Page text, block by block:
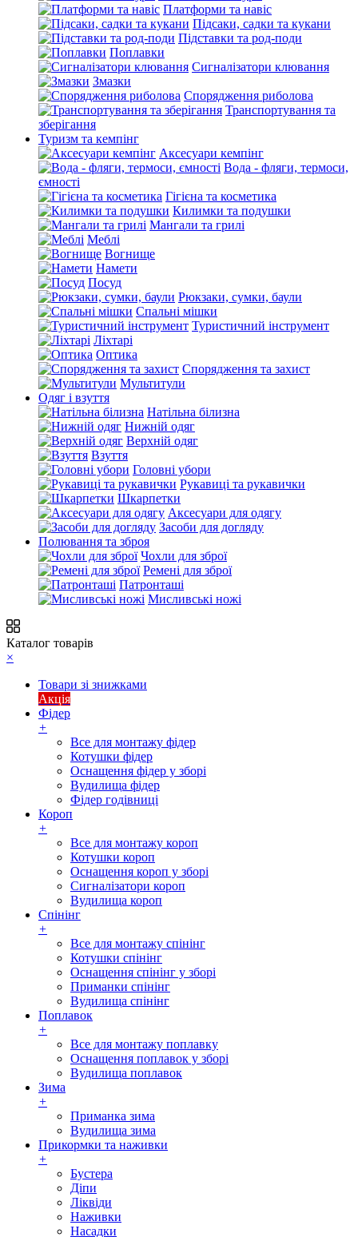
Платформи та навіс
Підсаки, садки та кукани
Підставки та род-поди
Поплавки
Сигналізатори клювання
Змазки
Спорядження риболова
Транспортування та
зберігання
Туризм та кемпінг
Аксесуари кемпінг
Вода - фляги, термоси,
ємності
Гігієна та косметика
Килимки та подушки
Мангали та грилі
Меблі
Вогнище
Намети
Посуд
Рюкзаки, сумки, баули
Спальні мішки
Туристичний інструмент
Ліхтарі
Оптика
Спорядження та захист
Мультитули
Одяг і взуття
Натільна білизна
Нижній одяг
Верхній одяг
Взуття
Головні убори
Рукавиці та рукавички
Шкарпетки
Аксесуари для одягу
Засоби для догляду
Полювання та зброя
Чохли для зброї
Ремені для зброї
Патронташі
Мисливські ножі
Каталог товарів
×
Товари зі знижками
Акція
Фідер
+
Все для монтажу фідер
Котушки фідер
Оснащення фідер у зборі
Вудилища фідер
Фідер годівниці
Короп
+
Все для монтажу короп
Котушки короп
Оснащення короп у зборі
Сигналізатори короп
Вудилища короп
Спінінг
+
Все для монтажу спінінг
Котушки спінінг
Оснащення спінінг у зборі
Приманки спінінг
Вудилища спінінг
Поплавок
+
Все для монтажу поплавку
Оснащення поплавок у зборі
Вудилища поплавок
Зима
+
Приманка зима
Вудилища зима
Прикормки та наживки
+
Бустера
Діпи
Ліквіди
Наживки
Насадки